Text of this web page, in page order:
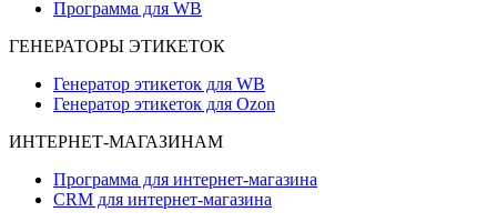
Программа для WB
ГЕНЕРАТОРЫ ЭТИКЕТОК
Генератор этикеток для WB
Генератор этикеток для Ozon
ИНТЕРНЕТ-МАГАЗИНАМ
Программа для интернет-магазина
CRM для интернет-магазина